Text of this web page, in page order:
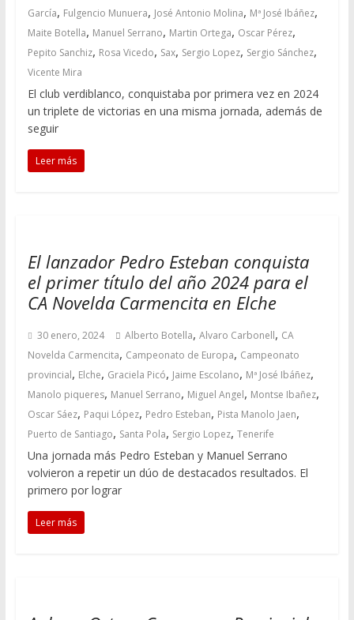
García, Fulgencio Munuera, José Antonio Molina, Mª José Ibáñez,
Maite Botella, Manuel Serrano, Martin Ortega, Oscar Pérez,
Pepito Sanchiz, Rosa Vicedo, Sax, Sergio Lopez, Sergio Sánchez,
Vicente Mira
El club verdiblanco, conquistaba por primera vez en 2024
un triplete de victorias en una misma jornada, además de
seguir
Leer más
El lanzador Pedro Esteban conquista
el primer título del año 2024 para el
CA Novelda Carmencita en Elche
30 enero, 2024 Alberto Botella, Alvaro Carbonell, CA
Novelda Carmencita, Campeonato de Europa, Campeonato
provincial, Elche, Graciela Picó, Jaime Escolano, Mª José Ibáñez,
Manolo piqueres, Manuel Serrano, Miguel Angel, Montse Ibañez,
Oscar Sáez, Paqui López, Pedro Esteban, Pista Manolo Jaen,
Puerto de Santiago, Santa Pola, Sergio Lopez, Tenerife
Una jornada más Pedro Esteban y Manuel Serrano
volvieron a repetir un dúo de destacados resultados. El
primero por lograr
Leer más